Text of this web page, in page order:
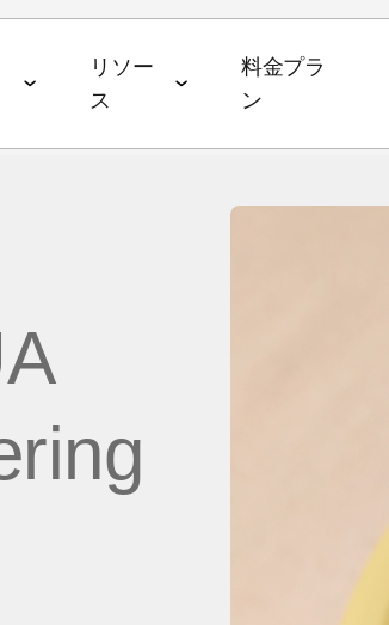
データコラボレーションスイー
オーディエンスアクティ
ベーション
リテールメディア計測
Signal Hub
アバイイング
イズ
リソー
ス
ート
ベンチマーク
料金プラ
ン